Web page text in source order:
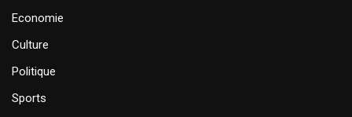
Economie
Culture
Politique
Sports